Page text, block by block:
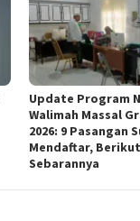
Update Program
Walimah Massal
2026: 9 Pasangan
Mendaftar, Berikut
Sebarannya